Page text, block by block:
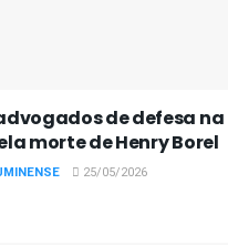
de defesa na
morte de Henry Borel
25/05/2026